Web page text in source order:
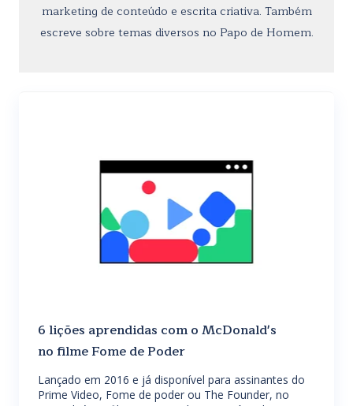
marketing de conteúdo e escrita criativa. Também
escreve sobre temas diversos no Papo de Homem.
6 lições aprendidas com o McDonald's
no filme Fome de Poder
Lançado em 2016 e já disponível para assinantes do
Prime Video, Fome de poder ou The Founder, no